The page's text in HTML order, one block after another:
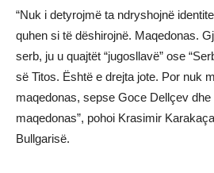
“Nuk i detyrojmë ta ndryshojnë
quhen si të dëshirojnë. Maqedonas.
serb, ju u quajtët “jugosllavë” ose
së Titos. Është e drejta jote. Por nuk
maqedonas, sepse Goce Dellçev
maqedonas”, pohoi Krasimir
Bullgarisë.